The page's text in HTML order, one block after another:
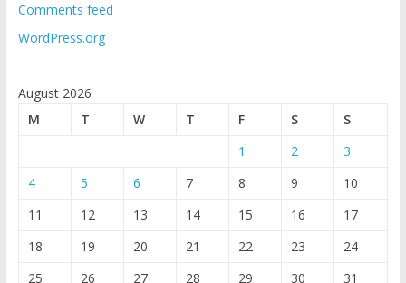
Comments feed
WordPress.org
August 2026
M
T W T F S
S
1
2
3
4
5 6 7 8 9
10
11
12 13 14 15 16
17
18
19 20 21 22 23
24
25
26 27 28 29 30 31